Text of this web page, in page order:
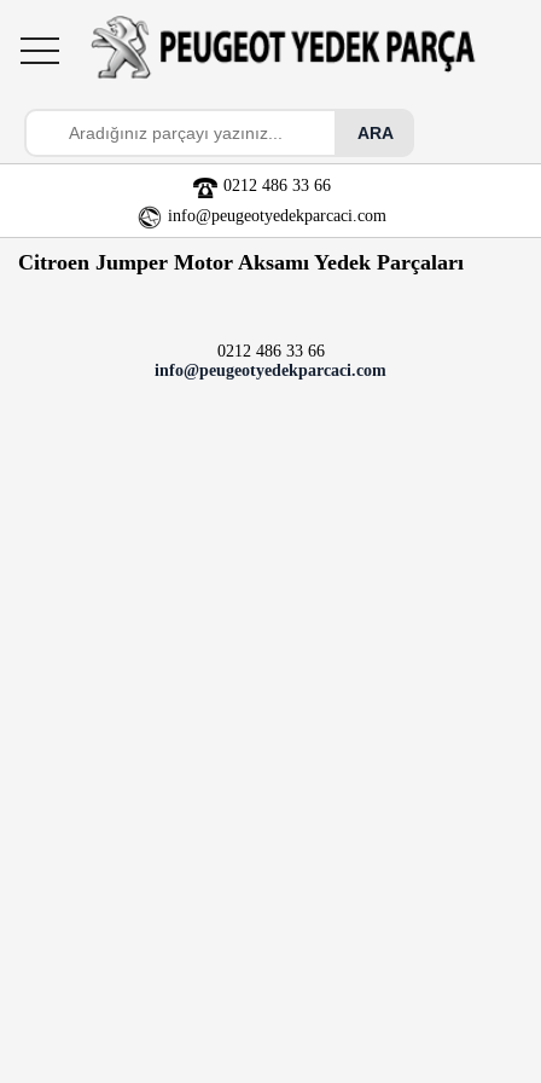
toggle
navigation
0212 486 33 66
info@peugeotyedekparcaci.com
Citroen Jumper Motor Aksamı Yedek Parçaları
0212 486 33 66
info@peugeotyedekparcaci.com